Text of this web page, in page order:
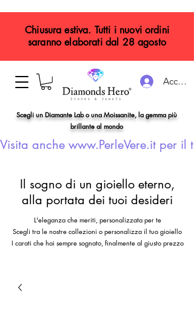
Accedi
Scegli un Diamante Lab o una Moissanite, la gemma più
brillante al mondo
Visita anche www.PerleVere.it per il
Chiusura estiva. Tutti i nuovi ordini
saranno elaborati dal 28 agosto
Il sogno di un gioiello eterno,
alla portata dei tuoi desideri
L'eleganza che meriti, personalizzata per te
Scegli tra le nostre collezioni o personalizza il tuo gioiello
I carati che hai sempre sognato, finalmente al giusto prezzo